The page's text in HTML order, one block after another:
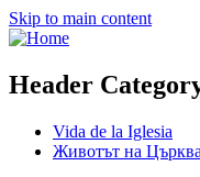
Skip to main content
Header
Vida de la Iglesia
Животът на